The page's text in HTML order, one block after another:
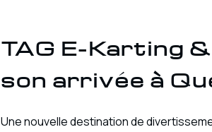
TAG E-Karting
son arrivée à
Une nouvelle destination de